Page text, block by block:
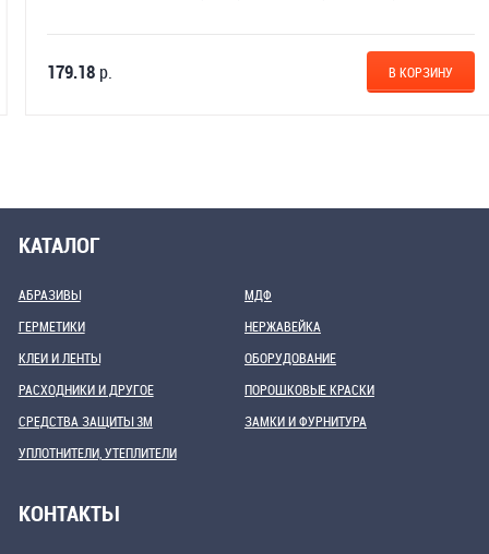
179.18р. В КОРЗИНУ
КАТАЛОГ
АБРАЗИВЫ
ГЕРМЕТИКИ
КЛЕИ И ЛЕНТЫ
МДФ
НЕРЖАВЕЙКА
ОБОРУДОВАНИЕ
РАСХОДНИКИ И ДРУГОЕ
СРЕДСТВА ЗАЩИТЫ 3М
УПЛОТНИТЕЛИ, УТЕПЛИТЕЛИ
ПОРОШКОВЫЕ КРАСКИ
ЗАМКИ И ФУРНИТУРА
КОНТАКТЫ